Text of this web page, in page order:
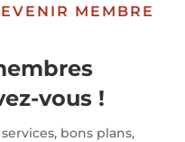
MEMBRE
vous !
bons plans,